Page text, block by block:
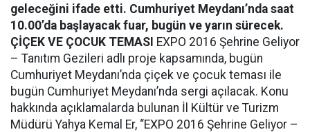
geleceğini ifade etti. Cumhuriyet Meydanı’nda saat
10.00’da başlayacak fuar, bugün ve yarın sürecek.
ÇİÇEK VE ÇOCUK TEMASI EXPO 2016 Şehrine Geliyor
– Tanıtım Gezileri adlı proje kapsamında, bugün
Cumhuriyet Meydanı’nda çiçek ve çocuk teması ile
bugün Cumhuriyet Meydanı’nda sergi açılacak. Konu
hakkında açıklamalarda bulunan İl Kültür ve Turizm
Müdürü Yahya Kemal Er, “EXPO 2016 Şehrine Geliyor –